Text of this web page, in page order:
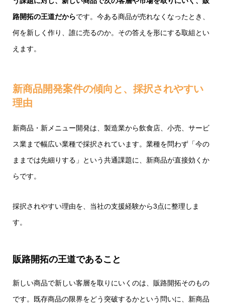
路開拓の王道だからです。今ある商品が売れなくなったとき、
何を新しく作り、誰に売るのか。その答えを形にする取組とい
えます。
新商品開発案件の傾向と、採択されやすい
理由
新商品・新メニュー開発は、製造業から飲食店、小売、サービ
ス業まで幅広い業種で採択されています。業種を問わず「今の
ままでは先細りする」という共通課題に、新商品が直接効くか
らです。
採択されやすい理由を、当社の支援経験から3点に整理しま
す。
販路開拓の王道であること
新しい商品で新しい客層を取りにいくのは、販路開拓そのもの
です。既存商品の限界をどう突破するかという問いに、新商品